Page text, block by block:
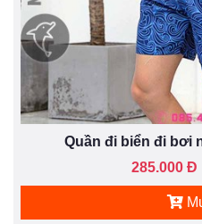
Quần đi biển đi bơi
285.000 Đ